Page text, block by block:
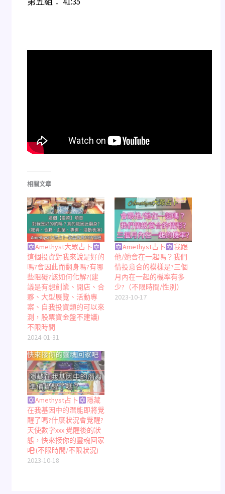
相關文章
Amethyst大眾占卜
這個投資對我來說是好的
嗎?會因此而翻身嗎?有哪
些阻礙?該如何化解?(建
議是有想創業、開店、合
夥、大型展覽、活動專
案、自我投資類的可以來
測，股票資金盤不建議)
不限時間
2024-01-31
Amethyst占卜
我跟
他/她會在一起嗎？我們
情投意合的模樣是?三個
月內在一起的機率有多
少?（不限時間/性別）
2023-10-17
Amethyst占卜
隱藏
在我基因中的潛能即將覺
醒了嗎?什麼狀況會覺醒?
天使數字xxx 覺醒後的狀
態，快來接你的靈魂回家
吧!(不限時間/不限狀況)
2023-10-18